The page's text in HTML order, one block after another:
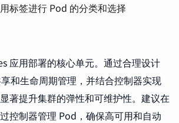
用标签进行 Pod 的分类和选择
应用部署的核心单元。通过合理设计
和生命周期管理，并结合控制器实现
著提升集群的弹性和可维护性。建议在
控制器管理 Pod，确保高可用和自动